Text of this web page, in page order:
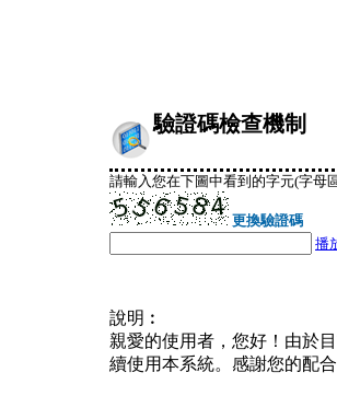
驗證碼檢查機制
請輸入您在下圖中看到的字元(字母
更換驗證碼
播
說明︰
親愛的使用者，您好！由於
續使用本系統。感謝您的配合